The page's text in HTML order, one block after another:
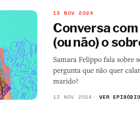
13 NOV 2024
Conversa
(ou não) o
Samara Felippo fala sobre
pergunta que não quer
marido?
13 NOV 2024 VER EPISÓDIO